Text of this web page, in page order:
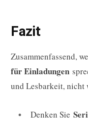
Fazit
Zusammenfassend,
für Einladungen
und Lesbarkeit, nicht
Denken Sie